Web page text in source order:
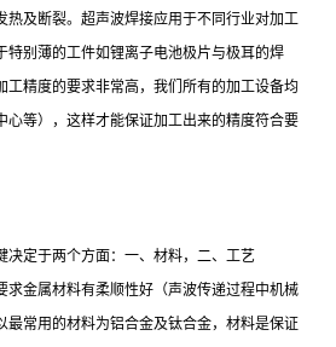
热及断裂。超声波焊接应用于不同行业对加工
特别薄的工件如锂离子电池极片与极耳的焊
工精度的要求非常高，我们所有的加工设备均
心等），这样才能保证加工出来的精度符合要
决定于两个方面：一、材料，二、工艺
求金属材料有柔顺性好（声波传递过程中机械
最常用的材料为铝合金及钛合金，材料是保证